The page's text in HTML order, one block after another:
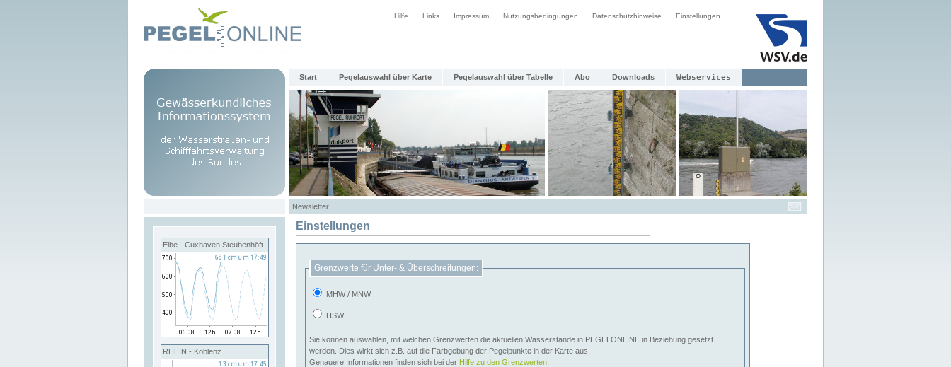
Hilfe Links Impressum Nutzungsbedingungen Datenschutzhinweise Einstellungen
Start Pegelauswahl über Karte Pegelauswahl über Tabelle Abo Downloads Webservices
Newsletter
Elbe - Cuxhaven Steubenhöft
RHEIN - Koblenz
Einstellungen
Grenzwerte für Unter- & Überschreitungen:
MHW / MNW
HSW
Sie können auswählen, mit welchen Grenzwerten die aktuellen Wasserstände in PEGELONLINE in Beziehung gesetzt
werden. Dies wirkt sich z.B. auf die Farbgebung der Pegelpunkte in der Karte aus.
Genauere Informationen finden sich bei der Hilfe zu den Grenzwerten